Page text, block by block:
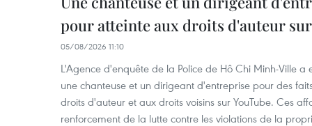
pour atteinte aux droits d'auteur sur
05/08/2026 11:10
L'Agence d'enquête de la Police de Hô Chi Minh-Ville
une chanteuse et un dirigeant d'entreprise pour des
droits d'auteur et aux droits voisins sur YouTube. Ces
renforcement de la lutte contre les violations de la